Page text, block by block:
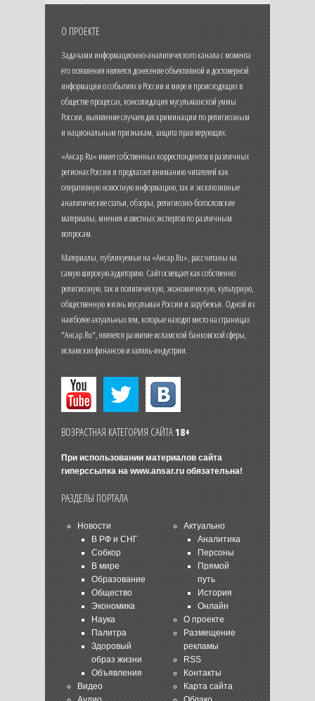
О ПРОЕКТЕ
Задачами информационно-аналитического канала с момента
его появления является донесение объективной и достоверной
информации о событиях в России и мире и происходящих в
обществе процессах, консолидация мусульманской уммы
России, выявление случаев дискриминации по религиозным
и национальным признакам, защита прав верующих.
«Ансар.Ru» имеет собственных корреспондентов в различных
регионах России и предлагает вниманию читателей как
оперативную новостную информацию, так и эксклюзивные
аналитические статьи, обзоры, религиозно-богословские
материалы, мнения известных экспертов по различным
вопросам.
Материалы, публикуемые на «Ансар.Ru», рассчитаны на
самую широкую аудиторию. Сайт освещает как собственно
религиозную, так и политическую, экономическую, культурную,
общественную жизнь мусульман России и зарубежья. Одной из
наиболее актуальных тем, которые находят место на страницах
"Ансар.Ru", является развитие исламской банковской сферы,
исламских финансов и халяль-индустрии.
ВОЗРАСТНАЯ КАТЕГОРИЯ САЙТА18+
При использовании материалов сайта
гиперссылка на www.ansar.ruобязательна!
РАЗДЕЛЫ ПОРТАЛА
Новости
В РФ и СНГ
Собкор
В мире
Образование
Общество
Экономика
Наука
Палитра
Здоровый
образ жизни
Объявления
Видео
Актуально
Аналитика
Персоны
Прямой
путь
История
Онлайн
О проекте
Размещение
рекламы
RSS
Контакты
Карта сайта